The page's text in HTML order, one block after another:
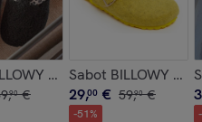
NERO
,90 €
Sabot BILLOWY
29,00 € 59,90 €
-51% -